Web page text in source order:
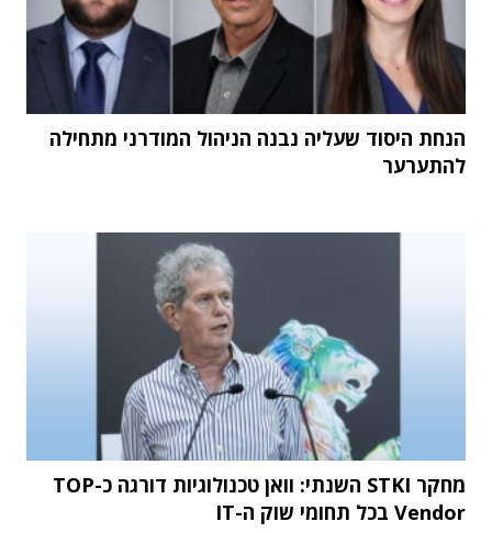
הנחת היסוד שעליה נבנה הניהול המודרני מתחילה
להתערער
מחקר STKI השנתי: וואן טכנולוגיות דורגה כ-TOP
Vendor בכל תחומי שוק ה-IT